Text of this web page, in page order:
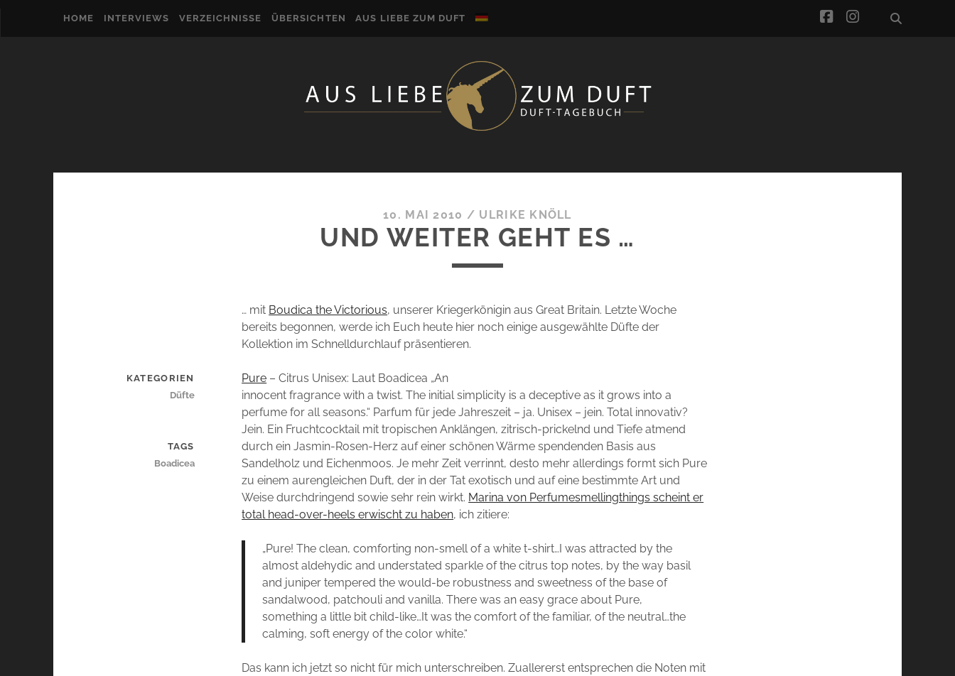
HOME INTERVIEWS VERZEICHNISSE ÜBERSICHTEN AUS LIEBE ZUM DUFT facebook
instagram
10. MAI 2010 / ULRIKE KNÖLL
UND WEITER GEHT ES …
… mit Boudica the Victorious, unserer Kriegerkönigin aus Great Britain. Letzte Woche
bereits begonnen, werde ich Euch heute hier noch einige ausgewählte Düfte der
Kollektion im Schnelldurchlauf präsentieren.
Pure – Citrus Unisex: Laut Boadicea „An
innocent fragrance with a twist. The initial simplicity is a deceptive as it grows into a
perfume for all seasons.“ Parfum für jede Jahreszeit – ja. Unisex – jein. Total innovativ?
Jein. Ein Fruchtcocktail mit tropischen Anklängen, zitrisch-prickelnd und Tiefe atmend
durch ein Jasmin-Rosen-Herz auf einer schönen Wärme spendenden Basis aus
Sandelholz und Eichenmoos. Je mehr Zeit verrinnt, desto mehr allerdings formt sich Pure
zu einem aurengleichen Duft, der in der Tat exotisch und auf eine bestimmte Art und
Weise durchdringend sowie sehr rein wirkt. Marina von Perfumesmellingthings scheint er
total head-over-heels erwischt zu haben, ich zitiere:
„Pure! The clean, comforting non-smell of a white t-shirt…I was attracted by the
almost aldehydic and understated sparkle of the citrus top notes, by the way basil
and juniper tempered the would-be robustness and sweetness of the base of
sandalwood, patchouli and vanilla. There was an easy grace about Pure,
something a little bit child-like…It was the comfort of the familiar, of the neutral…the
calming, soft energy of the color white.“
Das kann ich jetzt so nicht für mich unterschreiben. Zuallererst entsprechen die Noten mit
KATEGORIEN
Düfte
TAGS
Boadicea